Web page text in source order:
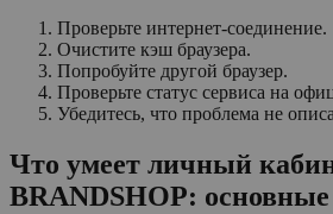
Проверьте интернет-соединение.
Очистите кэш браузера.
Попробуйте другой браузер.
Проверьте статус сервиса на
Убедитесь, что проблема не
Что умеет личный
BRANDSHOP: